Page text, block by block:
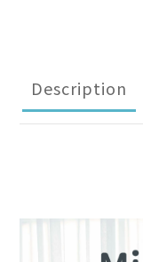
Description